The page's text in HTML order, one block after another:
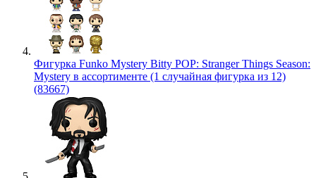
Фигурка Funko Mystery Bitty POP: Stranger Things Season:
Mystery в ассортименте (1 случайная фигурка из 12)
(83667)